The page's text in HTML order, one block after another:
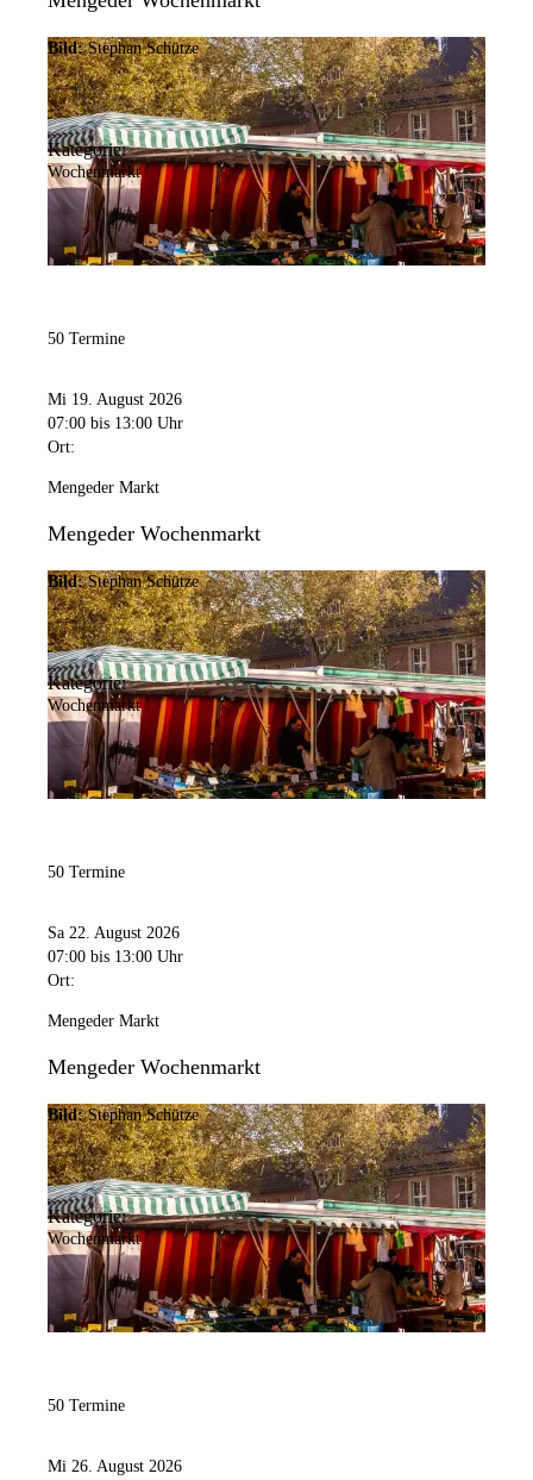
Bild: Stephan Schütze
Kategorie:
Wochenmarkt
50 Termine
Mi 19. August 2026
07:00 bis 13:00 Uhr
Ort:
Mengeder Markt
Mengeder Wochenmarkt
Bild: Stephan Schütze
Kategorie:
Wochenmarkt
50 Termine
Sa 22. August 2026
07:00 bis 13:00 Uhr
Ort:
Mengeder Markt
Mengeder Wochenmarkt
Bild: Stephan Schütze
Kategorie:
Wochenmarkt
50 Termine
Mi 26. August 2026